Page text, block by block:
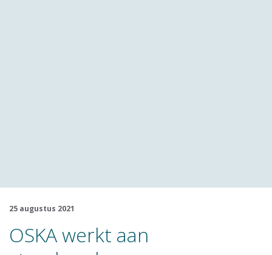
25 augustus 2021
OSKA werkt aan